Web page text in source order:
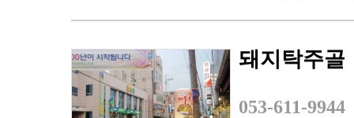
돼지탁주골
053-611-9944